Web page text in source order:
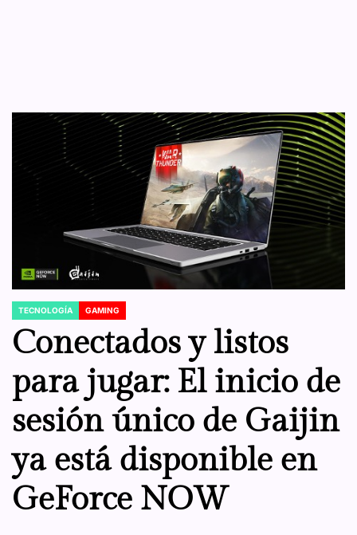
POSTED
TECNOLOGÍA GAMING
Conectados y listos
para jugar: El inicio de
sesión único de Gaijin
ya está disponible en
GeForce NOW